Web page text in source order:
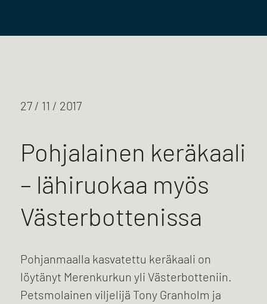
27 / 11 / 2017
Pohjalainen keräkaali
– lähiruokaa myös
Västerbottenissa
Pohjanmaalla kasvatettu keräkaali on
löytänyt Merenkurkun yli Västerbotteniin.
Petsmolainen viljelijä Tony Granholm ja